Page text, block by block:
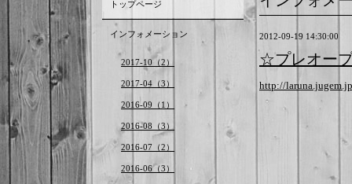
2012-09-19 14:30:00
☆プレオー
http://
トップページ
インフォメーション
2017-10（2）
2017-04（3）
2016-09（1）
2016-08（3）
2016-07（2）
2016-06（3）